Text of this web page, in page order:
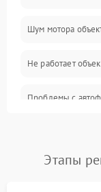
Шум мотора
Не работает
Проблемы с
Этапы